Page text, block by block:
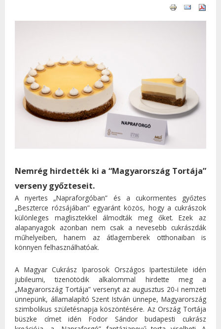
Nemrég hirdették ki a “Magyarország Tortája”
verseny győzteseit.
A nyertes „Napraforgóban” és a cukormentes győztes
„Beszterce rózsájában” egyaránt közös, hogy a cukrászok
különleges maglisztekkel álmodták meg őket. Ezek az
alapanyagok azonban nem csak a nevesebb cukrászdák
műhelyeiben, hanem az átlagemberek otthonaiban is
könnyen felhasználhatóak.
A Magyar Cukrász Iparosok Országos Ipartestülete idén
jubileumi, tizenötödik alkalommal hirdette meg a
„Magyarország Tortája” versenyt az augusztus 20-i nemzeti
ünnepünk, államalapító Szent István ünnepe, Magyarország
szimbolikus születésnapja köszöntésére. Az Ország Tortája
büszke címet idén Fodor Sándor budapesti cukrász